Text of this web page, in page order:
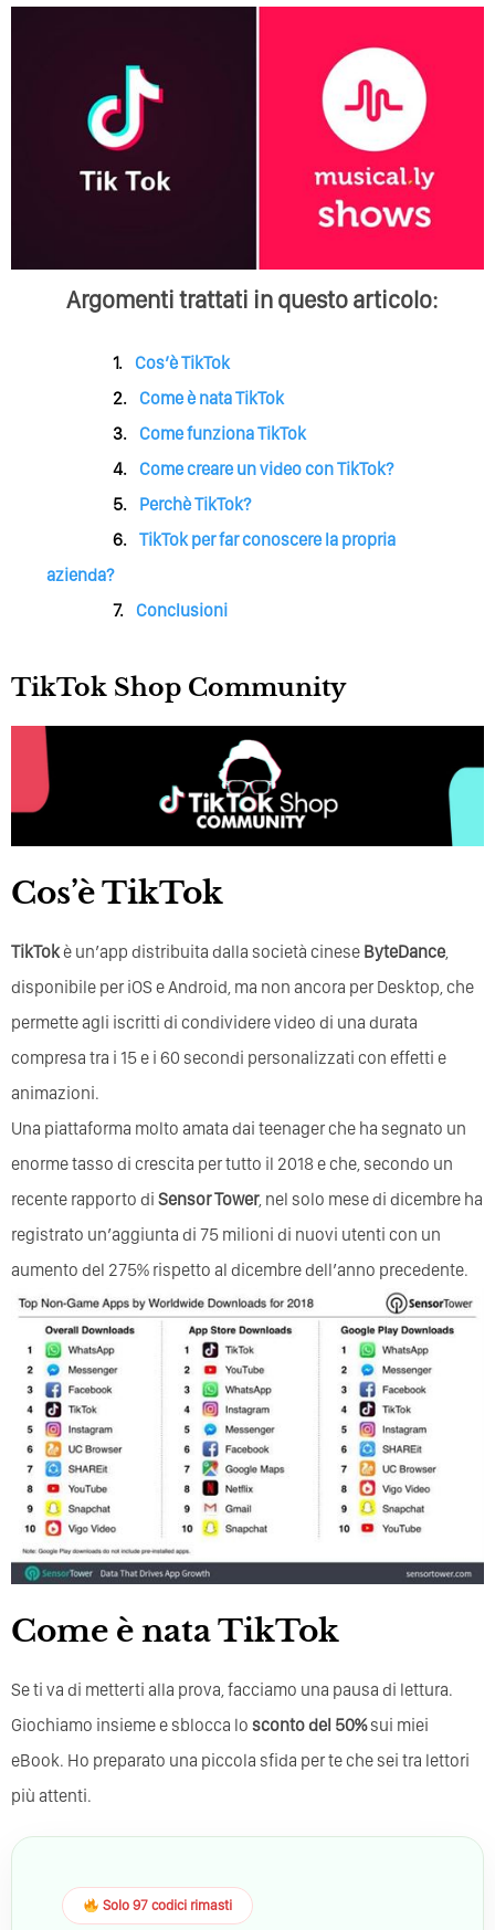
Argomenti trattati in questo articolo:
Cos’è TikTok
Come è nata TikTok
Come funziona TikTok
Come creare un video con TikTok?
Perchè TikTok?
TikTok per far conoscere la propria
azienda?
Conclusioni
TikTok Shop Community
Cos’è TikTok
TikTokè un’app distribuita dalla società cinese ByteDance,
disponibile per iOS e Android, ma non ancora per Desktop, che
permette agli iscritti di condividere video di una durata
compresa tra i 15 e i 60 secondi personalizzati con effetti e
animazioni.
Una piattaforma molto amata dai teenager che ha segnato un
enorme tasso di crescita per tutto il 2018 e che, secondo un
recente rapporto di Sensor Tower, nel solo mese di dicembre ha
registrato un’aggiunta di 75 milioni di nuovi utenti con un
aumento del 275% rispetto al dicembre dell’anno precedente.
Come è nata TikTok
Se ti va di metterti alla prova, facciamo una pausa di lettura.
Giochiamo insieme e sblocca lo sconto del 50%sui miei
eBook. Ho preparato una piccola sfida per te che sei tra lettori
più attenti.
Solo 97 codici rimasti